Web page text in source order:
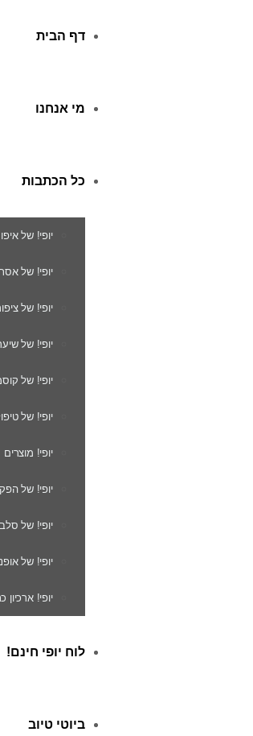
דף הבית
מי אנחנו
כל הכתבות
יופי! של
יופי! של
יופי! של
יופי! של
יופי! של
יופי! של
יופי!
יופי! של
יופי! של
יופי! של
יופי! ארכיון
לוח יופי חינם!
ביוטי טיוב